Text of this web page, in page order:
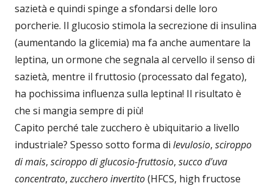
sazietà e quindi spinge a sfondarsi delle loro
porcherie. Il glucosio stimola la secrezione di insulina
(aumentando la glicemia) ma fa anche aumentare la
leptina, un ormone che segnala al cervello il senso di
sazietà, mentre il fruttosio (processato dal fegato),
ha pochissima influenza sulla leptina! Il risultato è
che si mangia sempre di più!
Capito perché tale zucchero è ubiquitario a livello
industriale? Spesso sotto forma di levulosio, sciroppo
di mais, sciroppo di glucosio-fruttosio, succo d'uva
concentrato,zucchero invertito(HFCS, high fructose